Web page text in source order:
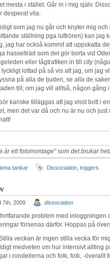
mesta i stället. Går in i mig själv.
desperat vila.
som jag nu går och knyter mig
ställning pga luftrören) kan jag
jag har också kommit att uppskatta
hasselträd som det gör borta vid
eller tågtrafiken in till city
lottad på så vis att jag, om jag
på alla de ljuden, se alla de
till; om jag vill alltså, någon gång
kanske tilläggas att jag visst bott i
men det var då och nu är nu och
är ett fotomontage” som det brukar
tankar Dissociation triggers
7th, 2009 dissociation
problem med inloggningen
försenas därför. Hoppas på
veckan är ingen stilla vecka för
medveten om hur intensivt allting
i rondellerna och folk, folk, -överallt